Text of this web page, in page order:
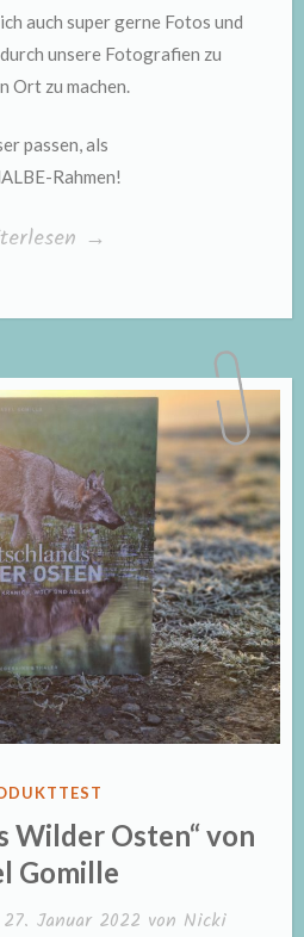
auch super gerne Fotos und
unsere Fotografien zu
Ort zu machen.
passen, als
Rahmen!
→
Wilder Osten“ von
Gomille
27. Januar 2022 von Nicki